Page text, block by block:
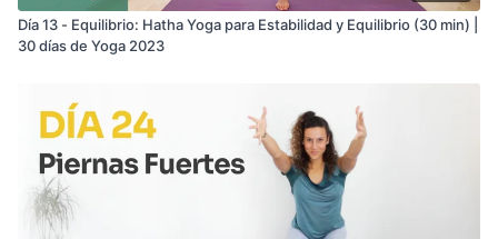
Día 13 - Equilibrio: Hatha Yoga para Estabilidad y Equilibrio (30 min) |
30 días de Yoga 2023